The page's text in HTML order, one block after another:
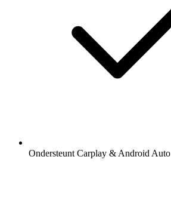
Ondersteunt Carplay & Android Auto